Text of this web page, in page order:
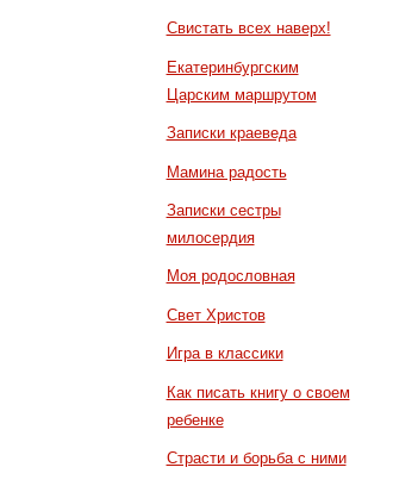
Свистать всех наверх!
Екатеринбургским
Царским маршрутом
Записки краеведа
Мамина радость
Записки сестры
милосердия
Моя родословная
Свет Христов
Игра в классики
Как писать книгу о своем
ребенке
Страсти и борьба с ними